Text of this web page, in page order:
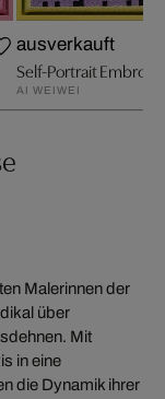
ausverkauft
Self-Portrait
AI WEIWEI
Malerinnen der
über
Mit
in eine
die Dynamik ihrer